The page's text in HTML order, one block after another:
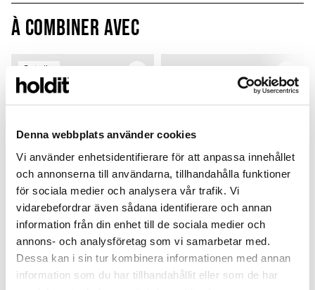
Denna webbplats använder cookies
Vi använder enhetsidentifierare för att anpassa innehållet
och annonserna till användarna, tillhandahålla funktioner
för sociala medier och analysera vår trafik. Vi
vidarebefordrar även sådana identifierare och annan
information från din enhet till de sociala medier och
annons- och analysföretag som vi samarbetar med.
Dessa kan i sin tur kombinera informationen med annan
information som du har tillhandahållit eller som de har
À combiner avec
Bestseller
Silicone Case
iPhone 16
Silicone Case
iPhone 16